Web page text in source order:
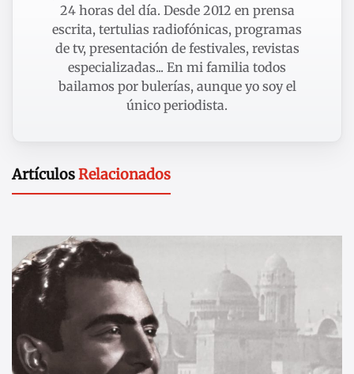
24 horas del día. Desde 2012 en prensa
escrita, tertulias radiofónicas, programas
de tv, presentación de festivales, revistas
especializadas... En mi familia todos
bailamos por bulerías, aunque yo soy el
único periodista.
ArtículosRelacionados